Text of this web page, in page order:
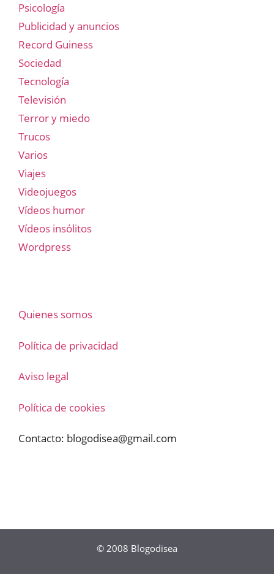
Psicología
Publicidad y anuncios
Record Guiness
Sociedad
Tecnología
Televisión
Terror y miedo
Trucos
Varios
Viajes
Videojuegos
Vídeos humor
Vídeos insólitos
Wordpress
Quienes somos
Política de privacidad
Aviso legal
Política de cookies
Contacto: blogodisea@gmail.com
© 2008 Blogodisea